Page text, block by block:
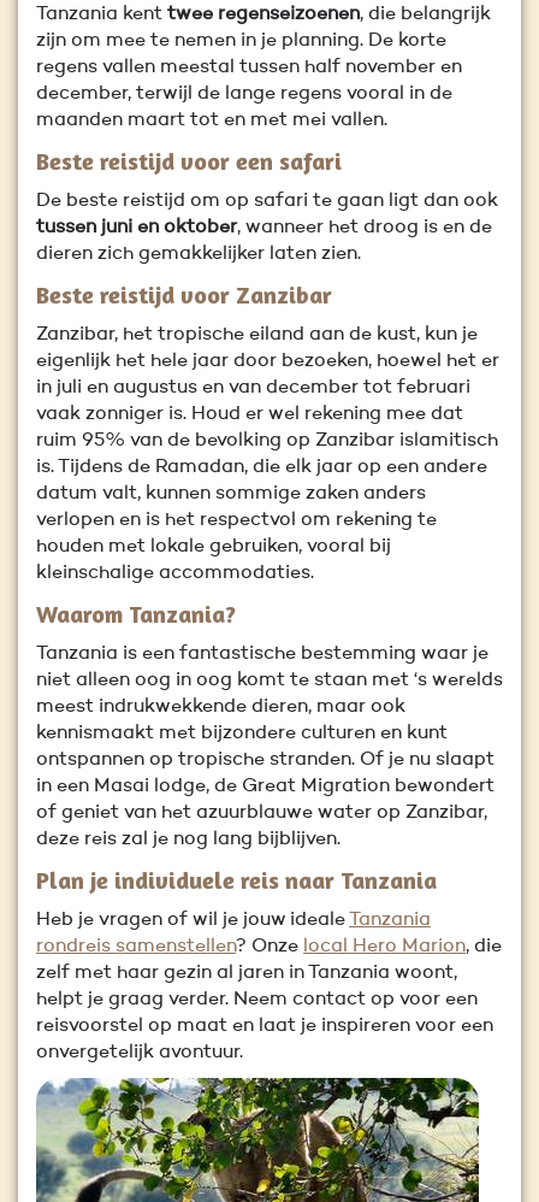
Tanzania kent twee regenseizoenen, die belangrijk
zijn om mee te nemen in je planning. De korte
regens vallen meestal tussen half november en
december, terwijl de lange regens vooral in de
maanden maart tot en met mei vallen.
Beste reistijd voor een safari
De beste reistijd om op safari te gaan ligt dan ook
tussen juni en oktober, wanneer het droog is en de
dieren zich gemakkelijker laten zien.
Beste reistijd voor Zanzibar
Zanzibar, het tropische eiland aan de kust, kun je
eigenlijk het hele jaar door bezoeken, hoewel het er
in juli en augustus en van december tot februari
vaak zonniger is. Houd er wel rekening mee dat
ruim 95% van de bevolking op Zanzibar islamitisch
is. Tijdens de Ramadan, die elk jaar op een andere
datum valt, kunnen sommige zaken anders
verlopen en is het respectvol om rekening te
houden met lokale gebruiken, vooral bij
kleinschalige accommodaties.
Waarom Tanzania?
Tanzania is een fantastische bestemming waar je
niet alleen oog in oog komt te staan met ‘s werelds
meest indrukwekkende dieren, maar ook
kennismaakt met bijzondere culturen en kunt
ontspannen op tropische stranden. Of je nu slaapt
in een Masai lodge, de Great Migration bewondert
of geniet van het azuurblauwe water op Zanzibar,
deze reis zal je nog lang bijblijven.
Plan je individuele reis naar Tanzania
Heb je vragen of wil je jouw ideale
Tanzania
rondreis samenstellen? Onze local Hero Marion, die
zelf met haar gezin al jaren in Tanzania woont,
helpt je graag verder. Neem contact op voor een
reisvoorstel op maat en laat je inspireren voor een
onvergetelijk avontuur.